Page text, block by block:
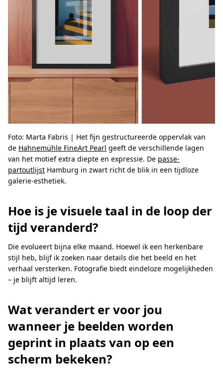
Foto: Marta Fabris | Het fijn gestructureerde oppervlak van
de Hahnemühle FineArt Pearl geeft de verschillende lagen
van het motief extra diepte en expressie. De passe-
partoutlijst Hamburg in zwart richt de blik in een tijdloze
galerie-esthetiek.
Hoe is je visuele taal in de loop der
tijd veranderd?
Die evolueert bijna elke maand. Hoewel ik een herkenbare
stijl heb, blijf ik zoeken naar details die het beeld en het
verhaal versterken. Fotografie biedt eindeloze mogelijkheden
– je blijft altijd leren.
Wat verandert er voor jou
wanneer je beelden worden
geprint in plaats van op een
scherm bekeken?